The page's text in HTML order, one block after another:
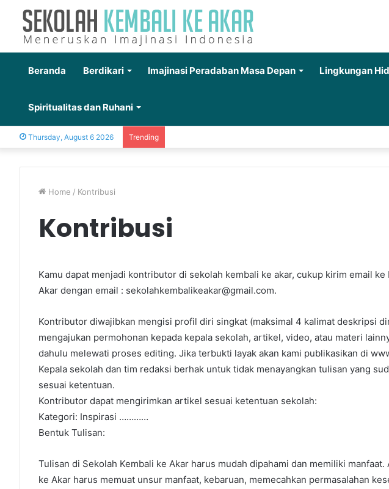
Beranda Berdikari Imajinasi Peradaban Masa Depan Lingkungan
Spiritualitas dan Ruhani
Thursday, August 6 2026 Trending
Home / Kontribusi
Kontribusi
Kamu dapat menjadi kontributor di sekolah kembali ke akar, cukup kirim email ke
Akar dengan email : sekolahkembalikeakar@gmail.com.
Kontributor diwajibkan mengisi profil diri singkat (maksimal 4 kalimat deskripsi
mengajukan permohonan kepada kepala sekolah, artikel, video, atau materi
dahulu melewati proses editing. Jika terbukti layak akan kami publikasikan di
Kepala sekolah dan tim redaksi berhak untuk tidak menayangkan tulisan yang
sesuai ketentuan.
Kontributor dapat mengirimkan artikel sesuai ketentuan sekolah:
Kategori: Inspirasi …………
Bentuk Tulisan:
Tulisan di Sekolah Kembali ke Akar harus mudah dipahami dan memiliki
ke Akar harus memuat unsur manfaat, kebaruan, memecahkan permasalahan